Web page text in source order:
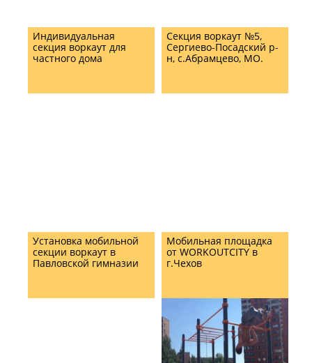
Индивидуальная
секция воркаут для
частного дома
Секция воркаут №5,
Сергиево-Посадский р-
н, с.Абрамцево, МО.
Установка мобильной
секции воркаут в
Павловской гимназии
Мобильная площадка
от WORKOUTCITY в
г.Чехов